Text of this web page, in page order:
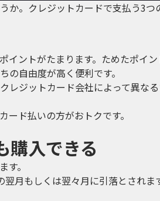
。クレジットカードで支払う3つ
ントがたまります。ためたポイ
自由度が高く便利です。
レジットカード会社によって異な
ド払いの方がおトクです。
購入できる
。
月もしくは翌々月に引落とされま